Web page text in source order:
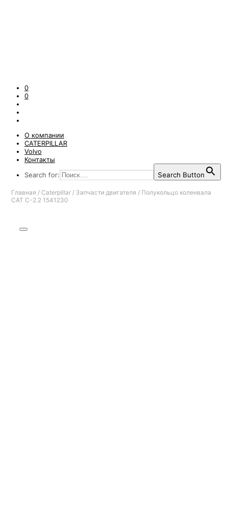
0
0
О компании
CATERPILLAR
Volvo
Контакты
Search for:
Search Button
Главная / Caterpillar / Запчасти двигателя / Полукольцо коленвала
CAT C-2.2 1541230